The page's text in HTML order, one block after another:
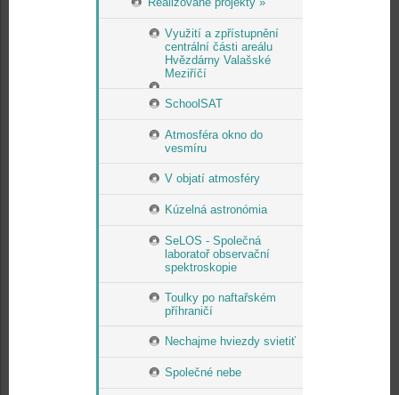
Využití a zpřístupnění
centrální části areálu
Hvězdárny Valašské
Meziříčí
SchoolSAT
Atmosféra okno do
vesmíru
V objatí atmosféry
Kúzelná astronómia
SeLOS - Společná
laboratoř observační
spektroskopie
Toulky po naftařském
příhraničí
Nechajme hviezdy svietiť
Společné nebe